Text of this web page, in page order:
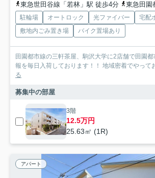
東急世田谷線「若林」駅 徒歩4分
東急田園都市
駐輪場 オートロック 光ファイバー
宅配
敷地内ごみ置き場
バイク置場あり
田園都市線の三軒茶屋、駒沢大学に2店舗で田園
報を毎日入荷しております！！ 地域密着でやって
る
募集中の部屋
3階
12.5万円
25.63㎡ (1R)
アパート